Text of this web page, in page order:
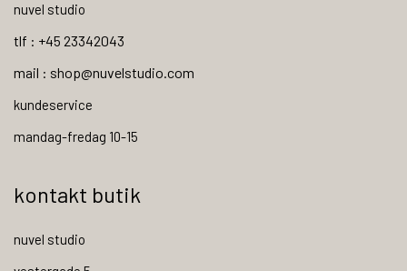
nuvel studio
tlf : +45 23342043
mail : shop@nuvelstudio.com
kundeservice
mandag-fredag 10-15
kontakt butik
nuvel studio